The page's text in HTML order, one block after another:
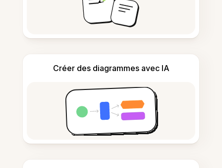
Créer des diagrammes avec IA